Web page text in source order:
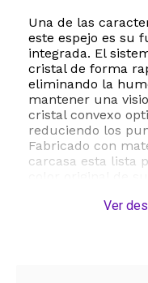
Una de las
este espejo es su
integrada. El
cristal de forma
eliminando la
mantener una
cristal convexo
reduciendo los
Fabricado con
carcasa esta lista
desgaste del clima.
Ver